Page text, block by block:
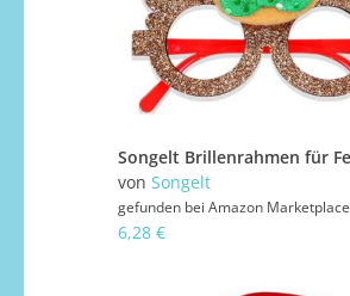
von Songelt
gefunden bei Amazon Marketplace
6,28 €